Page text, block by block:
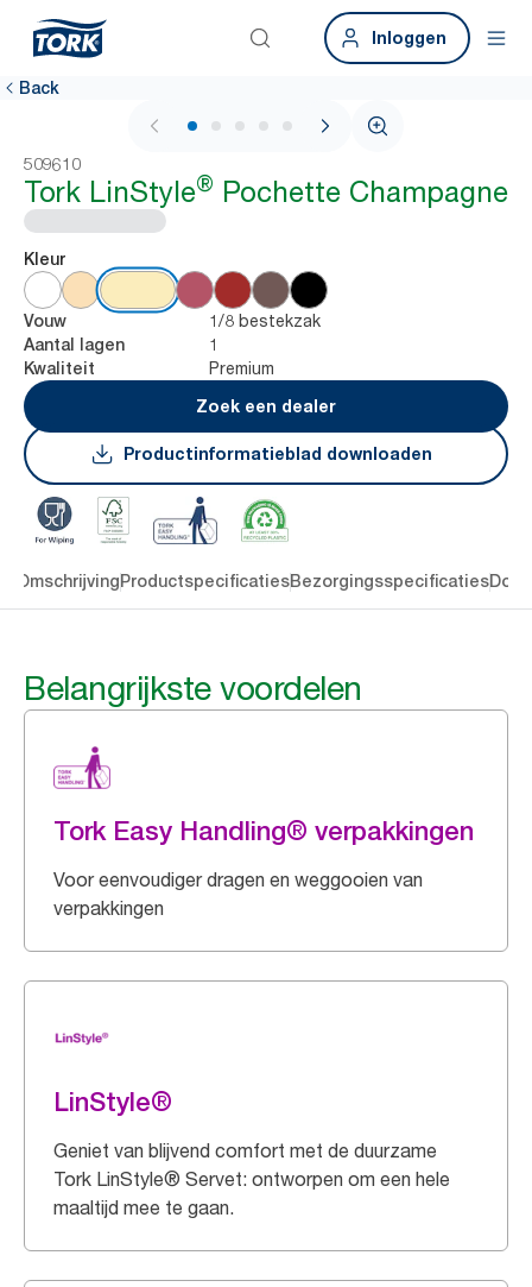
Inloggen
Back
1 / 5
509610
Tork LinStyle® Pochette Champagne
Kleur
Vouw 1/8 bestekzak
Aantal lagen 1
Kwaliteit
Premium
Zoek een dealer
Productinformatieblad downloaden
OmschrijvingProductspecificatiesBezorgingsspecificaties
Belangrijkste voordelen
Tork Easy Handling® verpakkingen
Voor eenvoudiger dragen en weggooien van
verpakkingen
LinStyle®
Geniet van blijvend comfort met de duurzame
Tork LinStyle® Servet: ontworpen om een hele
maaltijd mee te gaan.